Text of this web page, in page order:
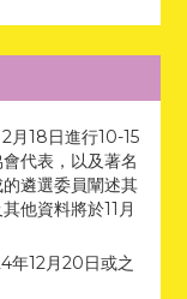
月18日進行10-15
代表，以及著名
遴選委員闡述其
他資料將於11月
年12月20日或之